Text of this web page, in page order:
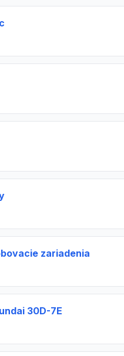
zariadenia
30D-7E